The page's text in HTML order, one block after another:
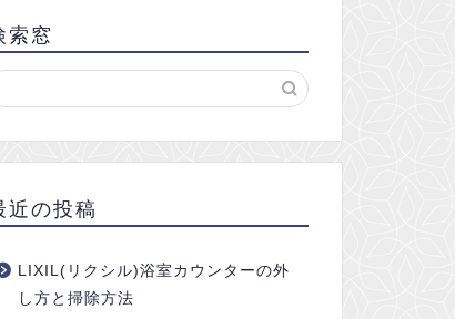
索窓
近の投稿
LIXIL(リクシル)浴室カウンターの外
し方と掃除方法